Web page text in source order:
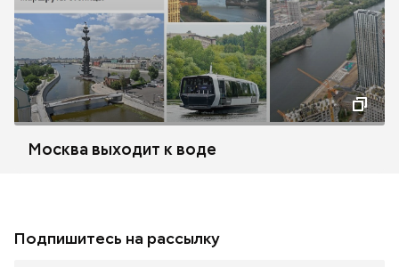
Москва выходит к воде
Подпишитесь на рассылку